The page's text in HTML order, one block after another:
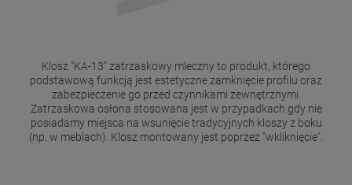
Klosz "KA-13" zatrzaskowy mleczny to produkt, którego
podstawową funkcją jest estetyczne zamknięcie profilu oraz
zabezpieczenie go przed czynnikami zewnętrznymi.
Zatrzaskowa osłona stosowana jest w przypadkach gdy nie
posiadamy miejsca na wsunięcie tradycyjnych kloszy z boku
(np. w meblach). Klosz montowany jest poprzez "wkliknięcie".